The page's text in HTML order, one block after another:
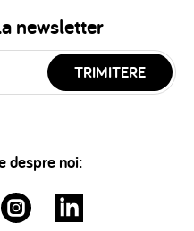
newsletter
TRIMITERE
despre noi: